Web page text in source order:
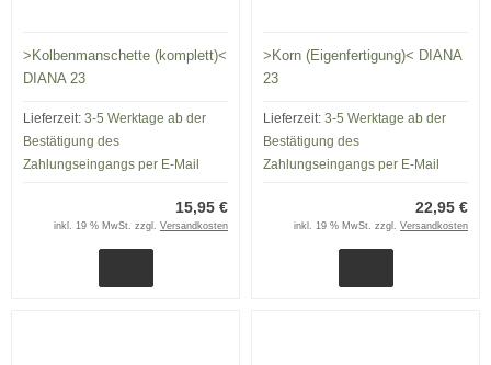
>Kolbenmanschette (komplett)<
DIANA 23
Lieferzeit: 3-5 Werktage ab der
Bestätigung des
Zahlungseingangs per E-Mail
15,95 €
inkl. 19 % MwSt. zzgl. Versandkosten
>Korn (Eigenfertigung)< DIANA
23
Lieferzeit: 3-5 Werktage ab der
Bestätigung des
Zahlungseingangs per E-Mail
22,95 €
inkl. 19 % MwSt. zzgl. Versandkosten